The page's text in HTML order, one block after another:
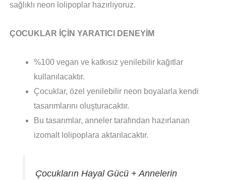
sağlıklı neon lolipoplar hazırlıyoruz.
ÇOCUKLAR İÇİN YARATICI DENEYİM
%100 vegan ve katkısız yenilebilir kağıtlar
kullanılacaktır.
Çocuklar, özel yenilebilir neon boyalarla kendi
tasarımlarını oluşturacaktır.
Bu tasarımlar, anneler tarafından hazırlanan
izomalt lolipoplara aktarılacaktır.
Çocukların Hayal Gücü + Annelerin